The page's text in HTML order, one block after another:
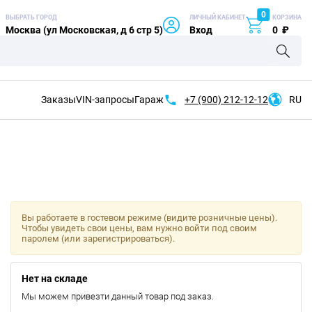
ВЫБРАТЬ ГОРОД
Москва (ул Московская, д 6 стр 5)
ЛИЧНЫЙ КАБИНЕТ
Вход
0 КОРЗИНА
0 ₽
ЗаказыVIN-запросыГараж +7 (900) 212-12-12 RU
Вы работаете в гостевом режиме (видите розничные цены).
Чтобы увидеть свои цены, вам нужно войти под своим
паролем (или зарегистрироваться).
Нет на складе
Мы можем привезти данный товар под заказ.